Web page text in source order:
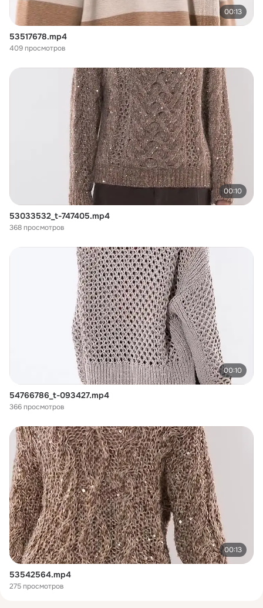
00:13
53517678.mp4
409 просмотров
00:10
53033532_t-747405.mp4
368 просмотров
00:10
54766786_t-093427.mp4
366 просмотров
00:13
53542564.mp4
275 просмотров